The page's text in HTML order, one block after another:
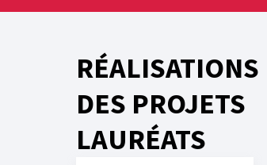
RÉALISATIONS
DES PROJETS
LAURÉATS